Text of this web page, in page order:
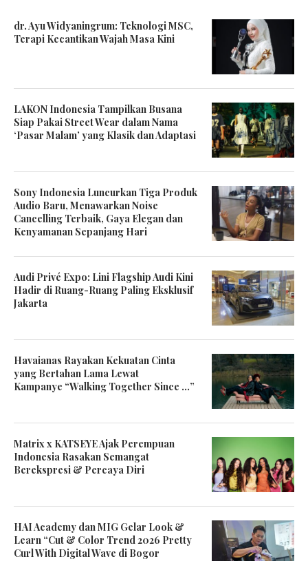
dr. Ayu Widyaningrum: Teknologi MSC,
Terapi Kecantikan Wajah Masa Kini
LAKON Indonesia Tampilkan Busana
Siap Pakai Street Wear dalam Nama
‘Pasar Malam’ yang Klasik dan Adaptasi
Sony Indonesia Luncurkan Tiga Produk
Audio Baru, Menawarkan Noise
Cancelling Terbaik, Gaya Elegan dan
Kenyamanan Sepanjang Hari
Audi Privé Expo: Lini Flagship Audi Kini
Hadir di Ruang-Ruang Paling Eksklusif
Jakarta
Havaianas Rayakan Kekuatan Cinta
yang Bertahan Lama Lewat
Kampanye “Walking Together Since …”
Matrix x KATSEYE Ajak Perempuan
Indonesia Rasakan Semangat
Berekspresi & Percaya Diri
HAI Academy dan MIG Gelar Look &
Learn “Cut & Color Trend 2026 Pretty
Curl With Digital Wave di Bogor